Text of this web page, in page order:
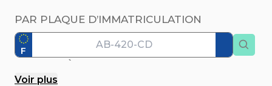
PAR PLAQUE D’IMMATRICULATION
F
Voir plus